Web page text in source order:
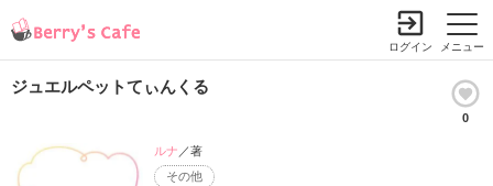
メニュー
ログイン
ジュエルペットてぃんくる
0
その他
ルナ ／著